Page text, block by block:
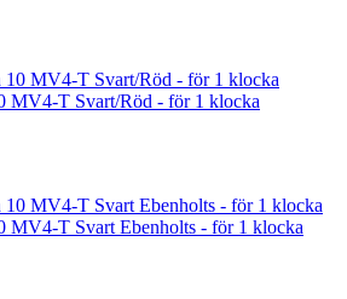
MV4-T Svart/Röd - för 1 klocka
MV4-T Svart Ebenholts - för 1 klocka